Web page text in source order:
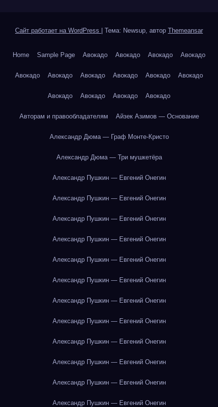
Сайт работает на WordPress Тема: Newsup, автор Themeansar
Home Sample Page Авокадо Авокадо Авокадо Авокадо
Авокадо Авокадо Авокадо Авокадо Авокадо Авокадо
Авокадо Авокадо Авокадо Авокадо
Авторам и правообладателям Айзек Азимов — Основание
Александр Дюма — Граф Монте-Кристо
Александр Дюма — Три мушкетёра
Александр Пушкин — Евгений Онегин
Александр Пушкин — Евгений Онегин
Александр Пушкин — Евгений Онегин
Александр Пушкин — Евгений Онегин
Александр Пушкин — Евгений Онегин
Александр Пушкин — Евгений Онегин
Александр Пушкин — Евгений Онегин
Александр Пушкин — Евгений Онегин
Александр Пушкин — Евгений Онегин
Александр Пушкин — Евгений Онегин
Александр Пушкин — Евгений Онегин
Александр Пушкин — Евгений Онегин